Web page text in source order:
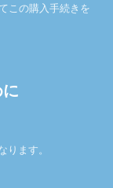
この購入手続きを
ます。